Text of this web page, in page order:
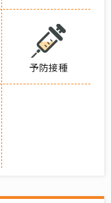
予防接種